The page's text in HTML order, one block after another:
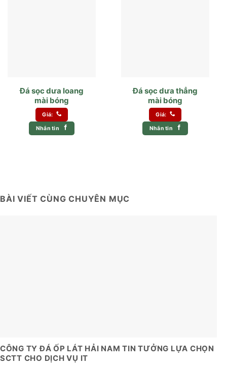
Đá sọc dưa loang
mài bóng
Giá:
Nhắn tin
Đá sọc dưa thẳng
mài bóng
Giá:
Nhắn tin
BÀI VIẾT CÙNG CHUYÊN MỤC
CÔNG TY ĐÁ ỐP LÁT HẢI NAM TIN TƯỞNG LỰA CHỌN
SCTT CHO DỊCH VỤ IT